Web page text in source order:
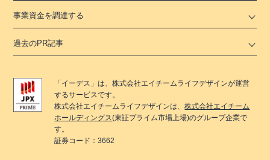
事業資金を調達する
過去のPR記事
「 イーデス 」は、株式会社エイチームライフデザインが運営
するサービスです。
株式会社エイチームライフデザインは、株式会社エイチーム
ホールディングス(東証プライム市場上場)のグループ企業で
す。
証券コード：3662